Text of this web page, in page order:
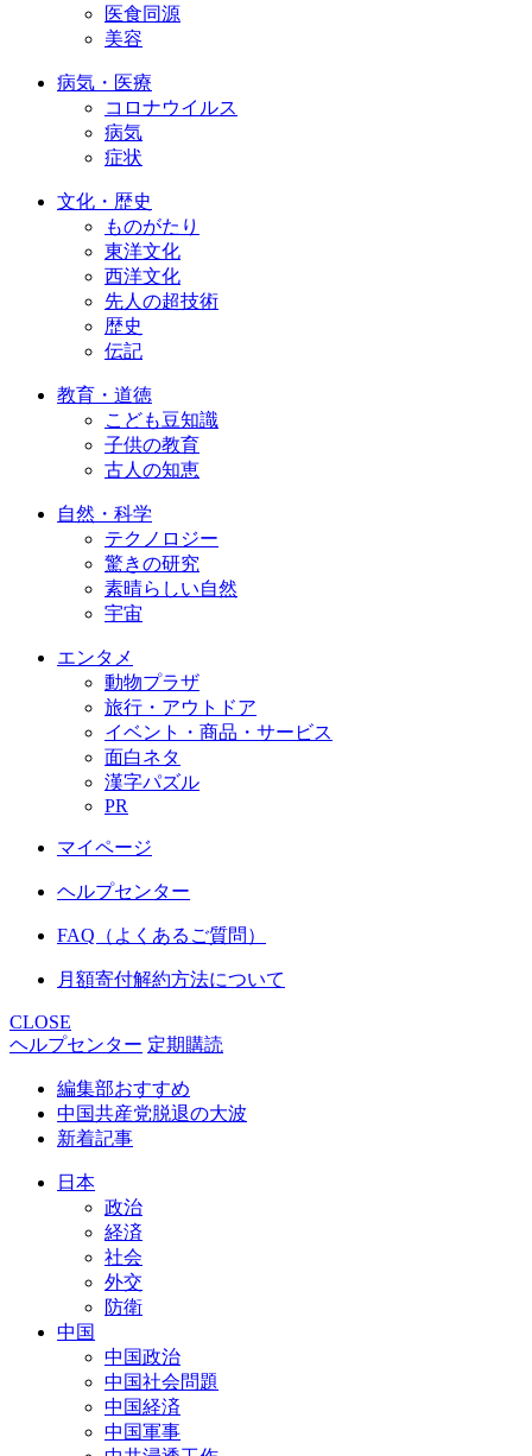
医食同源
美容
病気・医療
コロナウイルス
病気
症状
文化・歴史
ものがたり
東洋文化
西洋文化
先人の超技術
歴史
伝記
教育・道徳
こども豆知識
子供の教育
古人の知恵
自然・科学
テクノロジー
驚きの研究
素晴らしい自然
宇宙
エンタメ
動物プラザ
旅行・アウトドア
イベント・商品・サービス
面白ネタ
漢字パズル
PR
マイページ
ヘルプセンター
FAQ（よくあるご質問）
月額寄付解約方法について
CLOSE
ヘルプセンター 定期購読
編集部おすすめ
中国共産党脱退の大波
新着記事
日本
政治
経済
社会
外交
防衛
中国
中国政治
中国社会問題
中国経済
中国軍事